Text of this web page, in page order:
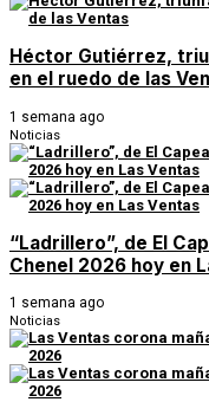
Héctor Gutiérrez,
en el ruedo de las
1 semana ago
Noticias
“Ladrillero”, de El
Chenel 2026 hoy en
1 semana ago
Noticias